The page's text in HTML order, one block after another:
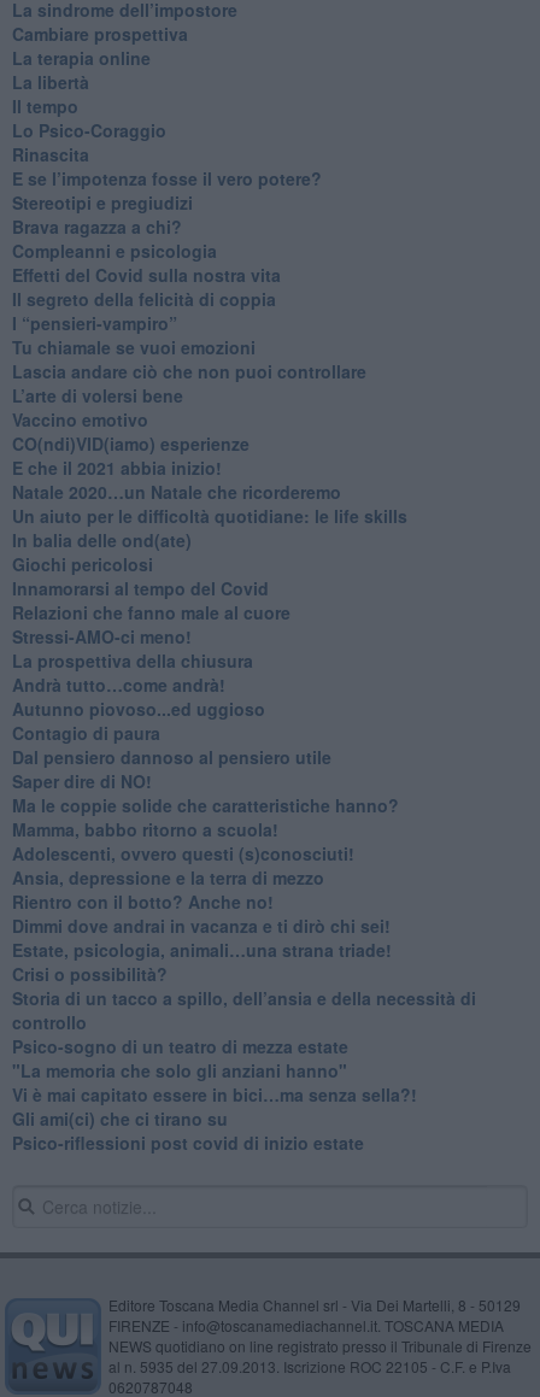
​La sindrome dell’impostore
​Cambiare prospettiva
La terapia online
La libertà
​Il tempo
​Lo Psico-Coraggio
Rinascita
​E se l’impotenza fosse il vero potere?
Stereotipi e pregiudizi
​Brava ragazza a chi?
​Compleanni e psicologia
Effetti del Covid sulla nostra vita
Il segreto della felicità di coppia
​I “pensieri-vampiro”
​Tu chiamale se vuoi emozioni
​Lascia andare ciò che non puoi controllare
L’arte di volersi bene
​Vaccino emotivo
CO(ndi)VID(iamo) esperienze
​E che il 2021 abbia inizio!
​Natale 2020…un Natale che ricorderemo
Un aiuto per le difficoltà quotidiane: le life skills
​In balia delle ond(ate)
Giochi pericolosi
Innamorarsi al tempo del Covid
​Relazioni che fanno male al cuore
​Stressi-AMO-ci meno!
​La prospettiva della chiusura
​Andrà tutto…come andrà!
Autunno piovoso...ed uggioso
​Contagio di paura
​Dal pensiero dannoso al pensiero utile
​Saper dire di NO!
​Ma le coppie solide che caratteristiche hanno?
​Mamma, babbo ritorno a scuola!
Adolescenti, ovvero questi (s)conosciuti!
Ansia, depressione e la terra di mezzo
​Rientro con il botto? Anche no!
Dimmi dove andrai in vacanza e ti dirò chi sei!
​Estate, psicologia, animali…una strana triade!
​Crisi o possibilità?
​Storia di un tacco a spillo, dell’ansia e della necessità di
controllo
​Psico-sogno di un teatro di mezza estate
"La memoria che solo gli anziani hanno"
​Vi è mai capitato essere in bici…ma senza sella?!
​Gli ami(ci) che ci tirano su
Psico-riflessioni post covid di inizio estate
Editore Toscana Media Channel srl - Via Dei Martelli, 8 - 50129
FIRENZE - info@toscanamediachannel.it. TOSCANA MEDIA
NEWS quotidiano on line registrato presso il Tribunale di Firenze
al n. 5935 del 27.09.2013. Iscrizione ROC 22105 - C.F. e P.Iva
0620787048